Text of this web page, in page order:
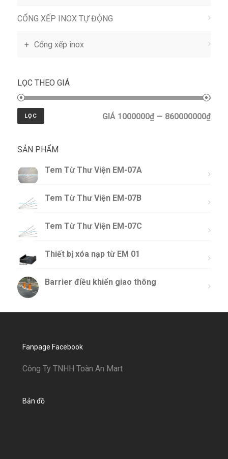
CỔNG XẾP INOX TỰ ĐỘNG
Cổng xếp inox
LỌC THEO GIÁ
LỌC GIÁ 1000000₫ — 860000000₫
SẢN PHẨM
Tem Từ Thư Viện EM-07A
Tem Từ Thư Viện EM-07B
Tem Từ Thư Viện EM-07C
Thiết bị xóa nạp từ EM 01
Barrier điều khiển giao thông
Fanpage Facebook
Công Ty TNHH Toàn An Mart
Bản đồ